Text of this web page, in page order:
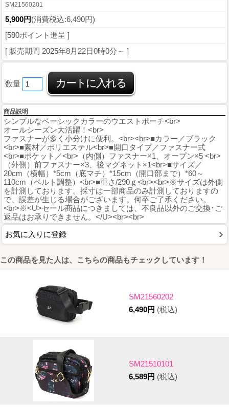
SM21560201
5,900円(消費税込:6,490円)
[590ポイント進呈 ]
[ 販売期間 2025年8月22日0時0分 ～ ]
数量
商品説明
シンプルなベーシックカラーのウエストポーチ<br>
オールシーズン大活躍！<br>
ファスナーが多く小分けに便利。<br><br>■カラー／ブラック
<br>■素材／ポリエステル<br>■開口タイプ／ファスナー式
<br>■ポケット／<br>（内側）ファスナー×1、オープン×5 <br>
（外側）前ファスナー×3、後マグネット×1<br>■サイズ／
20cm（横幅）*5cm（底マチ）*15cm（開口部まで）*60～
110cm（ベルト調整）<br>■重さ/290ｇ<br><br>※サイズは外側
を計測しております。採寸は一部商品のみ計測しておりますの
で、誤差が生じる場合がございます。何卒ご了承ください。
<br>※<U>セール商品につきましては、不良品以外のご交換･ご
返品はお承りできません。</U><br><br>
お気に入りに登録
この商品を見た人は、こちらの商品もチェックしています！
SM21560202
6,490円 (税込)
SM21510101
6,589円 (税込)